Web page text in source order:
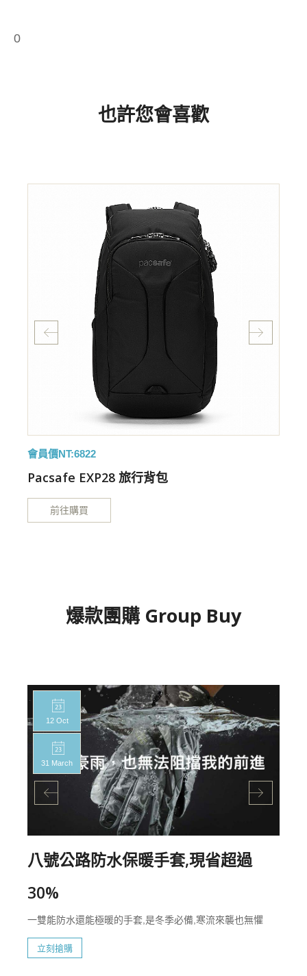
0
也許您會喜歡
會員價NT:6822
Pacsafe EXP28 旅行背包
前往購買
爆款團購 Group Buy
12 Oct
31 March
八號公路防水保暖手套,現省超過
30%
一雙能防水還能極暖的手套,是冬季必備,寒流來襲也無懼
立刻搶購